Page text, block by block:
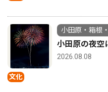
文化
小田原・箱根
小田原の夜
2026.08.08